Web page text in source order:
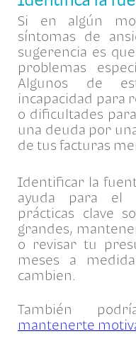
Si en algún
síntomas de
sugerencia es
problemas
Algunos de
incapacidad para
o dificultades
una deuda por
de tus facturas
Identificar la
ayuda para el
prácticas clave
grandes,
o revisar tu
meses a
cambien.
También
mantenerte